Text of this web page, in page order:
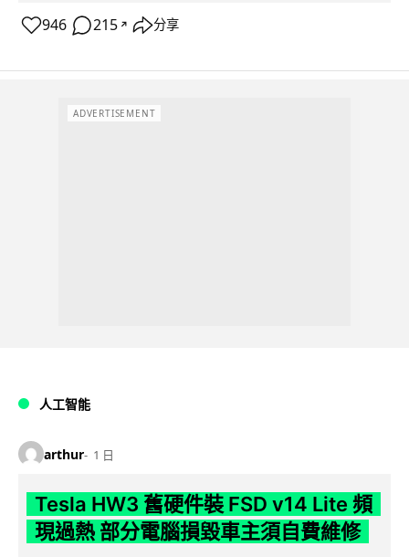
946 215 ↗ 分享
ADVERTISEMENT
人工智能
arthur 1 日
Tesla HW3 舊硬件裝 FSD v14 Lite 頻
現過熱 部分電腦損毀車主須自費維修